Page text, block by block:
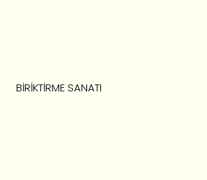
BIRIKTIRME SANATI